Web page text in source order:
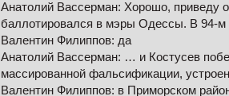
Анатолий Вассерман: Хорошо, приведу
баллотировался в мэры Одессы. В 94-
Валентин Филиппов: да
Анатолий Вассерман: … и Костусев
массированной фальсификации,
Валентин Филиппов: в Приморском